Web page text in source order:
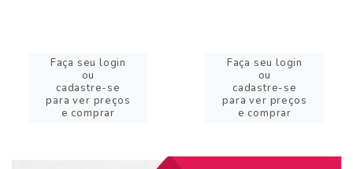
Faça seu login
ou
cadastre-se
para ver preços
e comprar
Faça seu login
ou
cadastre-se
para ver preços
e comprar